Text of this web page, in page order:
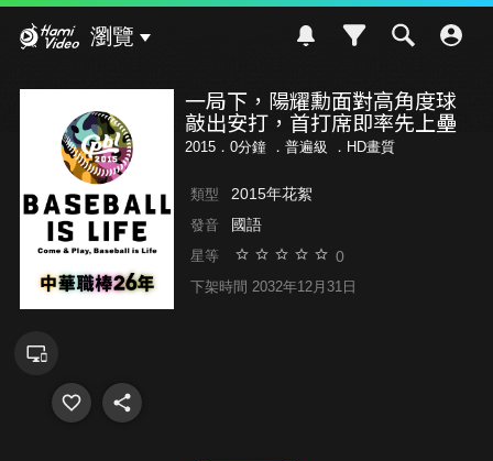
瀏覽
一局下，陽耀勳面對高角度球
敲出安打，首打席即率先上壘
2015．0分鐘 ． 普遍級 ．HD畫質
類型 2015年花絮
發音 國語
星等 0
下架時間 2032年12月31日